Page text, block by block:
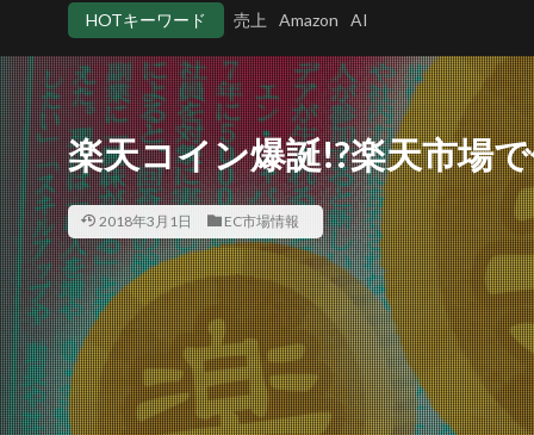
HOTキーワード 売上 Amazon AI
楽天コイン爆誕!?楽天市場
2018年3月1日 EC市場情報